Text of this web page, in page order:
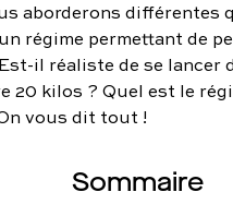
aborderons différentes
régime permettant de
il réaliste de se lancer
20 kilos ? Quel est le
vous dit tout !
Sommaire